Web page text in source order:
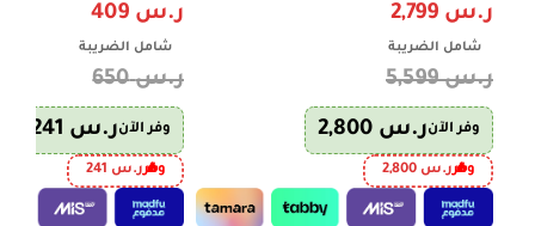
ر.س
شامل الضريبة
ر.س5,599
وفر الآنر.س
وفرر.س 2,800
ر.س
شامل الضريبة
ر.س650
وفر الآنر.س
وفرر.س